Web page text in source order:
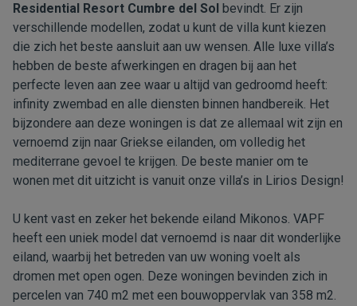
Residential Resort Cumbre del Sol bevindt. Er zijn
verschillende modellen, zodat u kunt de villa kunt kiezen
die zich het beste aansluit aan uw wensen. Alle luxe villa’s
hebben de beste afwerkingen en dragen bij aan het
perfecte leven aan zee waar u altijd van gedroomd heeft:
infinity zwembad en alle diensten binnen handbereik. Het
bijzondere aan deze woningen is dat ze allemaal wit zijn en
vernoemd zijn naar Griekse eilanden, om volledig het
mediterrane gevoel te krijgen. De beste manier om te
wonen met dit uitzicht is vanuit onze villa’s in Lirios Design!
U kent vast en zeker het bekende eiland Mikonos. VAPF
heeft een uniek model dat vernoemd is naar dit wonderlijke
eiland, waarbij het betreden van uw woning voelt als
dromen met open ogen. Deze woningen bevinden zich in
percelen van 740 m2 met een bouwoppervlak van 358 m2.